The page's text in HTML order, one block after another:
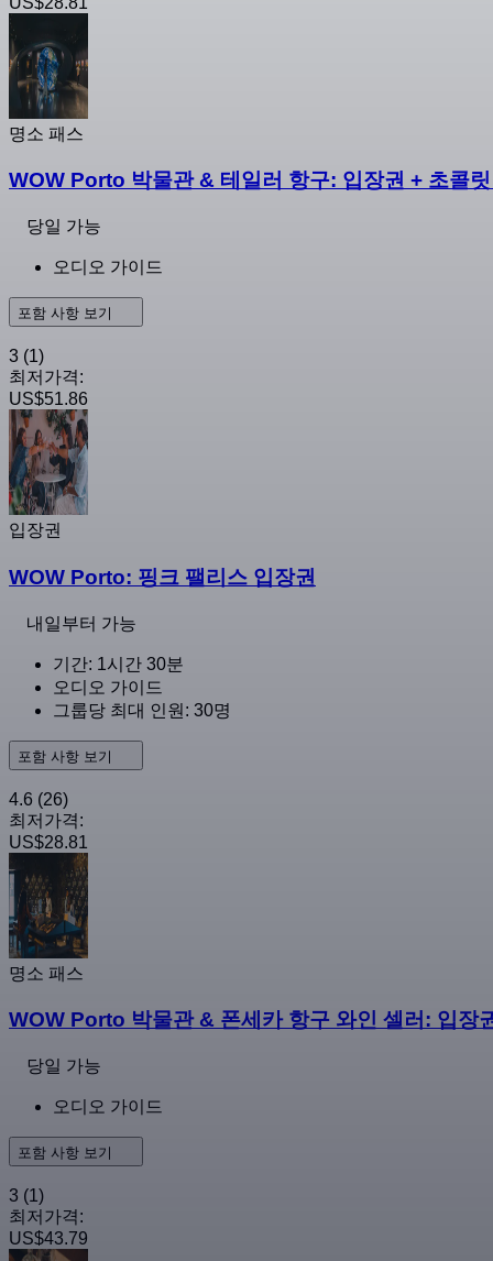
명소 패스
WOW Porto 박물관 & 테일러 항구: 입장권 + 초콜
당일 가능
오디오 가이드
포함 사항 보기
3 (1)
최저가격:
US$51.86
입장권
WOW Porto: 핑크 팰리스 입장권
내일부터 가능
기간: 1시간 30분
오디오 가이드
그룹당 최대 인원: 30명
포함 사항 보기
4.6 (26)
최저가격:
US$28.81
명소 패스
WOW Porto 박물관 & 폰세카 항구 와인 셀러: 입장
당일 가능
오디오 가이드
포함 사항 보기
3 (1)
최저가격:
US$43.79